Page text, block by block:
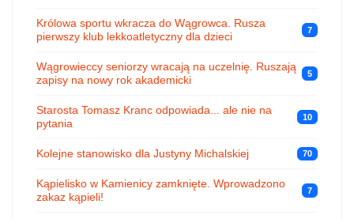
Królowa sportu wkracza do Wągrowca. Rusza
pierwszy klub lekkoatletyczny dla dzieci
7
Wągrowieccy seniorzy wracają na uczelnię. Ruszają
zapisy na nowy rok akademicki
5
Starosta Tomasz Kranc odpowiada... ale nie na
pytania
10
Kolejne stanowisko dla Justyny Michalskiej 70
Kąpielisko w Kamienicy zamknięte. Wprowadzono
zakaz kąpieli!
7